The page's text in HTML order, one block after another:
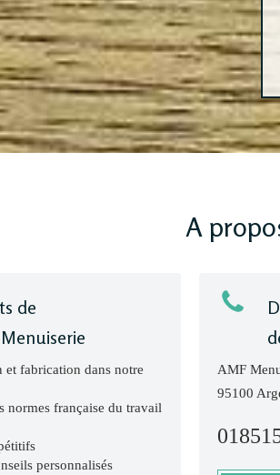
A
de
et fabrication dans notre
normes française du travail
personnalisés
AMF
95100